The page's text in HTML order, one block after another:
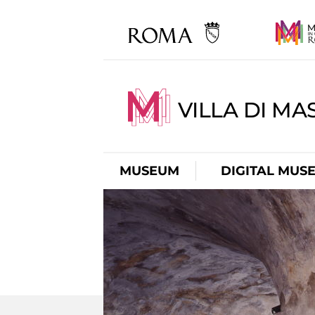
VILLA DI
MUSEUM DIGITAL